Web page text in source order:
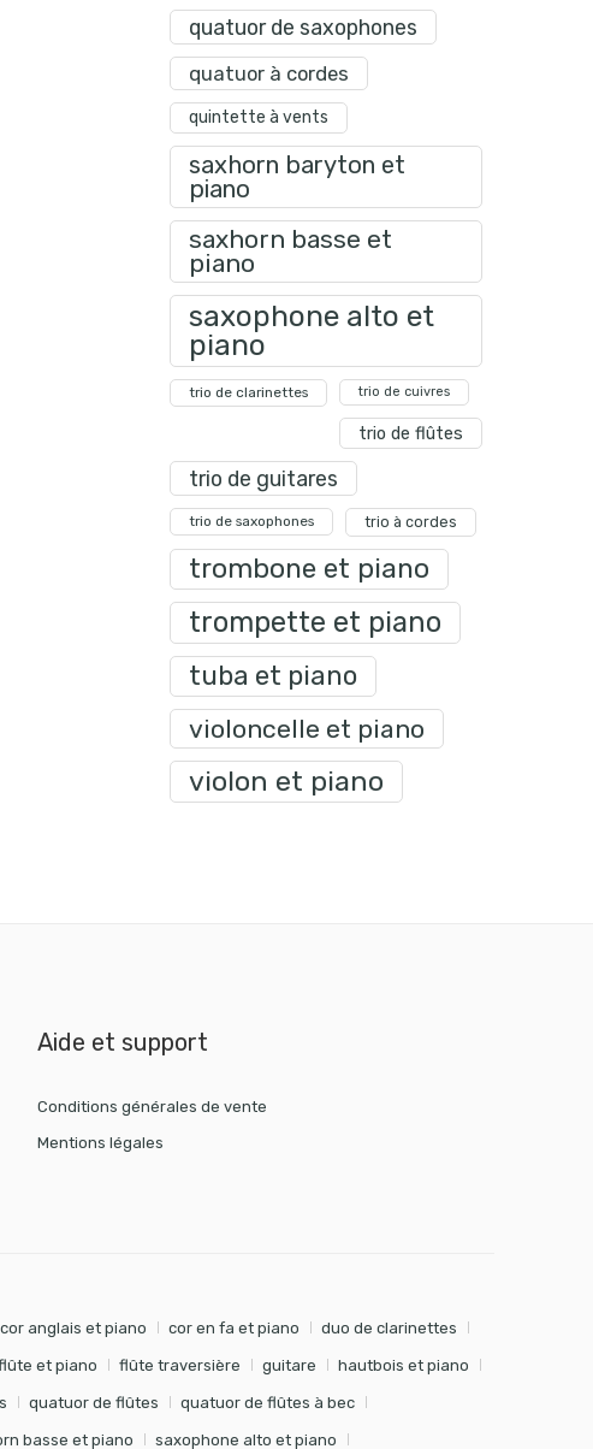
quatuor de saxophones
quatuor à cordes
quintette à vents
saxhorn baryton et
piano
saxhorn basse et
piano
saxophone alto et
piano
trio de clarinettes trio de cuivres
trio de flûtes
trio de guitares
trio de saxophones trio à cordes
trombone et piano
trompette et piano
tuba et piano
violoncelle et piano
violon et piano
Aide et support
Conditions générales de vente
Mentions légales
cor anglais et piano cor en fa et piano duo de clarinettes
et piano flûte traversière guitare hautbois et piano
quatuor de flûtes quatuor de flûtes à bec
basse et piano saxophone alto et piano